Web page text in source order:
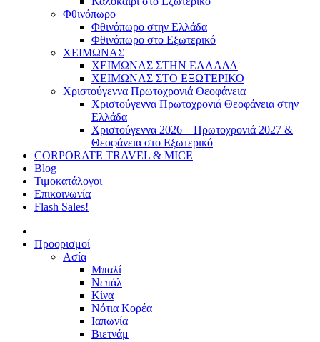
Φθινόπωρο
Φθινόπωρο στην Ελλάδα
Φθινόπωρο στο Εξωτερικό
ΧΕΙΜΩΝΑΣ
ΧΕΙΜΩΝΑΣ ΣΤΗΝ ΕΛΛΑΔΑ
ΧΕΙΜΩΝΑΣ ΣΤΟ ΕΞΩΤΕΡΙΚΟ
Χριστούγεννα Πρωτοχρονιά Θεοφάνεια
Χριστούγεννα Πρωτοχρονιά Θεοφάνεια στην
Ελλάδα
Χριστούγεννα 2026 – Πρωτοχρονιά 2027 &
Θεοφάνεια στο Εξωτερικό
CORPORATE TRAVEL & MICE
Blog
Τιμοκατάλογοι
Επικοινωνία
Flash Sales!
Προορισμοί
Ασία
Μπαλί
Νεπάλ
Κίνα
Νότια Κορέα
Ιαπωνία
Βιετνάμ